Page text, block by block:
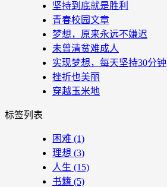
坚持到底就是胜利
青春校园文章
梦想，原来永远不嫌迟
未曾清贫难成人
实现梦想，每天坚持30分钟
挫折也美丽
穿越玉米地
标签列表
困难 (1)
理想 (3)
人生 (15)
书籍 (5)